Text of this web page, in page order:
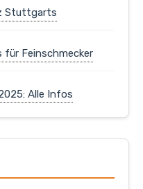
Stuttgarts
für Feinschmecker
Alle Infos